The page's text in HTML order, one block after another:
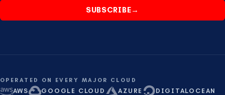
SUBSCRIBE→
OPERATED ON EVERY MAJOR CLOUD
AWS GOOGLE CLOUD AZURE DIGITALOCEAN